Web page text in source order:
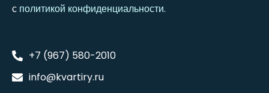
с политикой конфиденциальности.
+7 (967) 580-2010
info@kvartiry.ru